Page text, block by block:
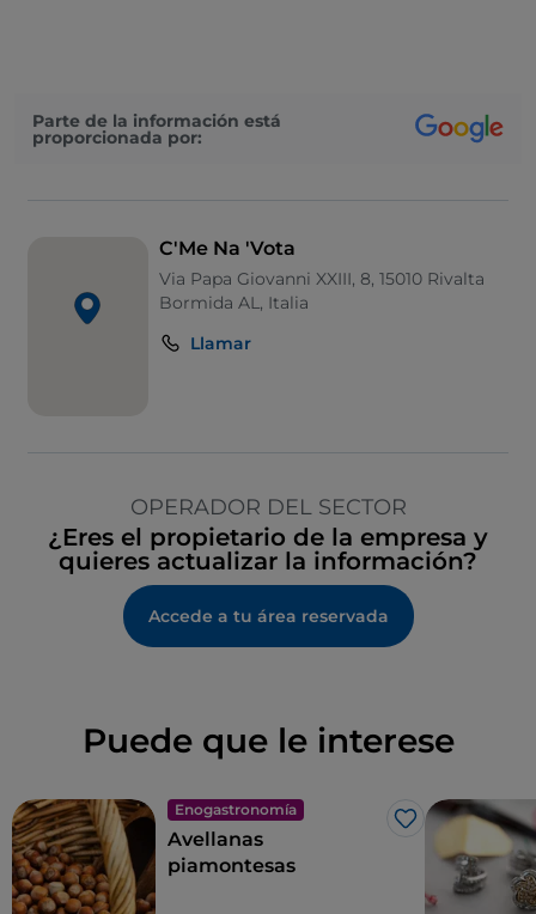
Parte de la información está
proporcionada por:
C'Me Na 'Vota
Via Papa Giovanni XXIII, 8, 15010 Rivalta
Bormida AL, Italia
Llamar
OPERADOR DEL SECTOR
¿Eres el propietario de la empresa y
quieres actualizar la información?
Accede a tu área reservada
Puede que le interese
Enogastronomía
Me gusta
Avellanas
piamontesas